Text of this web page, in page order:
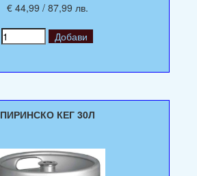
€ 44,99 / 87,99 лв.
ПИРИНСКО КЕГ 30Л